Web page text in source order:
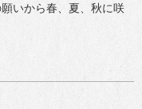
いから春、夏、秋に咲